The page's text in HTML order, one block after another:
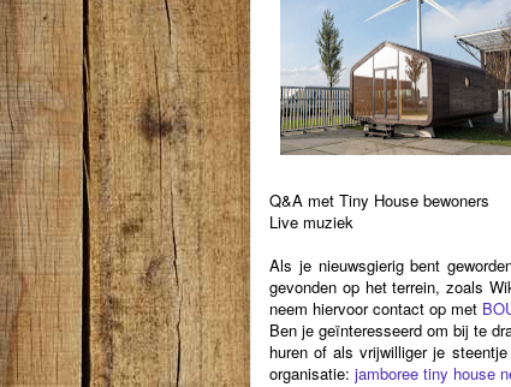
Q&A met Tiny House bewoners
Live muziek
Als je nieuwsgierig bent
gevonden op het terrein, zoals
neem hiervoor contact op met
Ben je geïnteresseerd om bij te
huren of als vrijwilliger je
organisatie: jamboree tiny house